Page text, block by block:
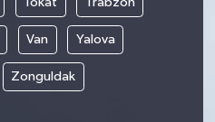
Van Yalova
Zonguldak